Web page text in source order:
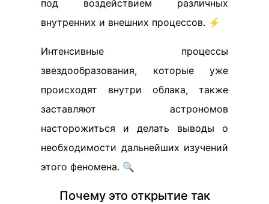
под воздействием различных
внутренних и внешних процессов. ⚡️
Интенсивные процессы
звездообразования, которые уже
происходят внутри облака, также
заставляют астрономов
насторожиться и делать выводы о
необходимости дальнейших изучений
этого феномена. 🔍
Почему это открытие так